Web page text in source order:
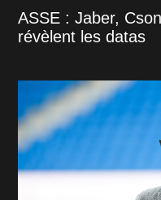
ASSE : Jaber,
révèlent les datas